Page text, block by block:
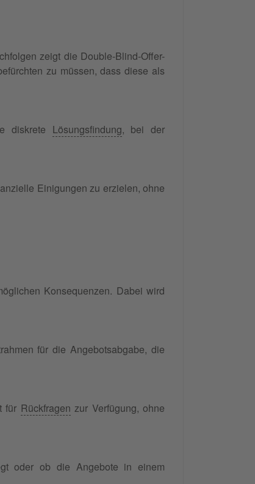
zeigt die Double-Blind-Offer-
zu müssen, dass diese als
diskrete Lösungsfindung, bei der
Einigungen zu erzielen, ohne
Konsequenzen. Dabei wird
für die Angebotsabgabe, die
für Rückfragen zur Verfügung, ohne
oder ob die Angebote in einem